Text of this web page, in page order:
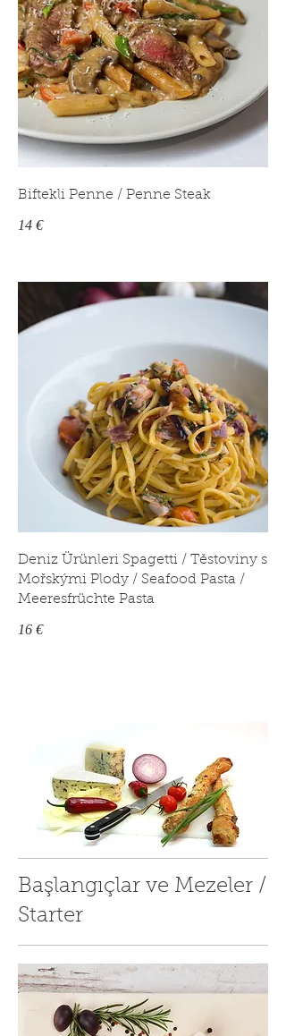
Biftekli Penne / Penne Steak
14 €
Deniz Ürünleri Spagetti / Těstoviny s
Mořskými Plody / Seafood Pasta /
Meeresfrüchte Pasta
16 €
Başlangıçlar ve Mezeler /
Starter